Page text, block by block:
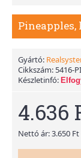
Gyártó:
Cikkszám: 5416-PI
Készletinfó:
4.636
Nettó ár: 3.650 Ft